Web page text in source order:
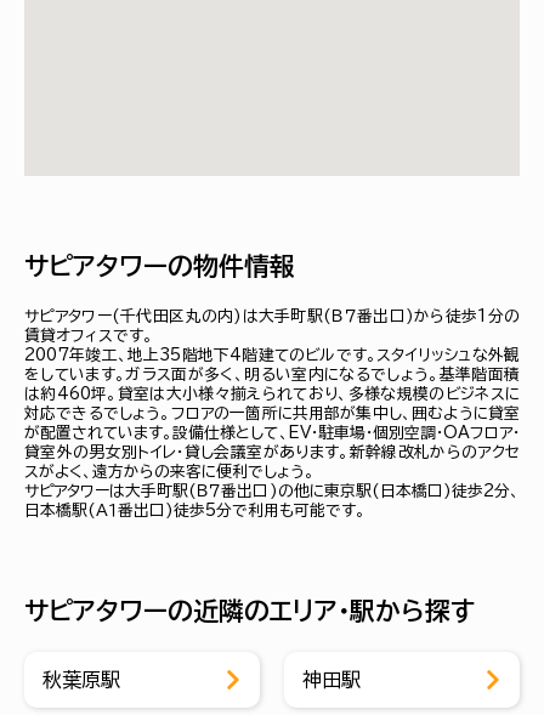
サピアタワーの物件情報
サピアタワー(千代田区丸の内)は大手町駅(Ｂ７番出口)から徒歩1分の
賃貸オフィスです。
2007年竣工、地上35階地下4階建てのビルです。スタイリッシュな外観
をしています。ガラス面が多く、明るい室内になるでしょう。基準階面積
は約460坪。貸室は大小様々揃えられており、多様な規模のビジネスに
対応できるでしょう。フロアの一箇所に共用部が集中し、囲むように貸室
が配置されています。設備仕様として、EV・駐車場・個別空調・OAフロア・
貸室外の男女別トイレ・貸し会議室があります。新幹線改札からのアクセ
スがよく、遠方からの来客に便利でしょう。
サピアタワーは大手町駅(Ｂ７番出口)の他に東京駅(日本橋口)徒歩2分、
日本橋駅(Ａ１番出口)徒歩5分で利用も可能です。
サピアタワーの近隣のエリア・駅から探す
秋葉原駅 神田駅